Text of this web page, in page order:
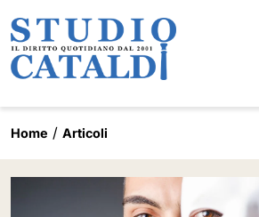
Home Articoli